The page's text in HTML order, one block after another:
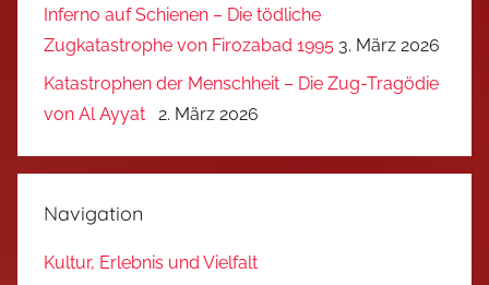
Inferno auf Schienen – Die tödliche
Zugkatastrophe von Firozabad 1995 3. März 2026
Katastrophen der Menschheit – Die Zug-Tragödie
von Al Ayyat
2. März 2026
Navigation
Kultur, Erlebnis und Vielfalt